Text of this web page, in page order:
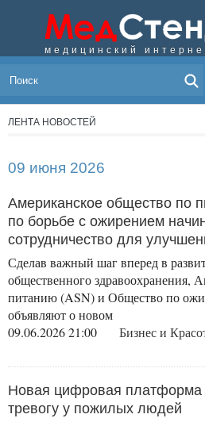
медицинский
ЛЕНТА НОВОСТЕЙ
09 июня 2026
Американское общество по
по борьбе с ожирением
сотрудничество для
Сделав важный шаг вперед в
общественного здравоохранения,
питанию (ASN) и Общество по
объявляют о новом
09.06.2026 21:00 Бизнес и
Новая цифровая платформа
тревогу у пожилых людей